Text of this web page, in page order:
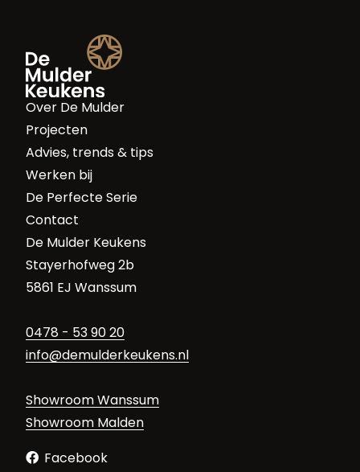
Over De Mulder
Projecten
Advies, trends & tips
Werken bij
De Perfecte Serie
Contact
De Mulder Keukens
Stayerhofweg 2b
5861 EJ Wanssum
0478 - 53 90 20
info@demulderkeukens.nl
Showroom Wanssum
Showroom Malden
Facebook